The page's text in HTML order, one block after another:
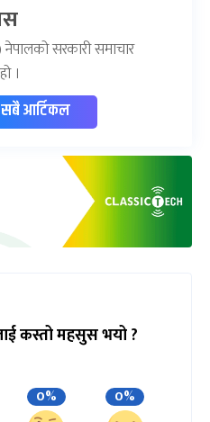
नेपालको सरकारी समाचार
।
आर्टिकल
कस्तो महसुस भयो ?
0% 0%